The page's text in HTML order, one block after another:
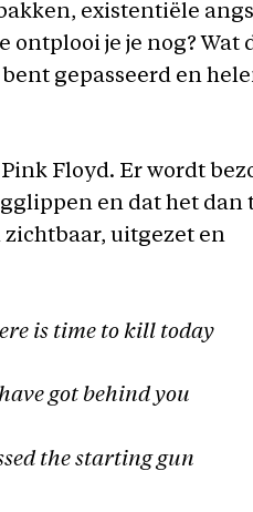
existentiële
je je nog? Wat
gepasseerd en
Floyd. Er wordt
en dat het dan
uitgezet en
is time to kill today
got behind you
the starting gun